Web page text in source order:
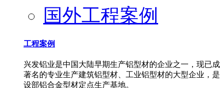
国外工程案例
工程案例
兴发铝业是中国大陆早期生产铝型材的企业之一，现已
著名的专业生产建筑铝型材、工业铝型材的大型企业，
设部铝合金型材定点生产基地。